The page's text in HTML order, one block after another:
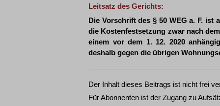
Leitsatz des Gerichts:
Die Vorschrift des § 50 WEG a. F. ist
die Kostenfestsetzung zwar nach
einem vor dem 1. 12. 2020
deshalb gegen die übrigen
Der Inhalt dieses Beitrags ist nicht frei
Für Abonnenten ist der Zugang zu